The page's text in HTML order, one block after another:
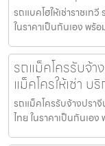
รถแบคโฮให้เช่าราชเท
ในราคาเป็นกันเอง พ
รถแม็คโครรับจ้า
แม็คโครให้เช่า
รถแม็คโครรับจ้างปรา
ไทย ในราคาเป็นกันเ